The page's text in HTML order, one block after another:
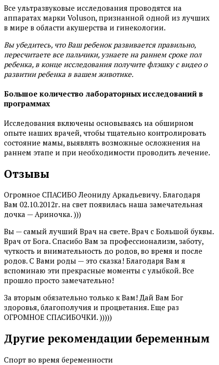
Все ультразвуковые исследования проводятся на
аппаратах марки Voluson, признанной одной из лучших
в мире в области акушерства и гинекологии.
Вы убедитесь, что Ваш ребенок развивается правильно,
пересчитаете все пальчики, узнаете на раннем сроке пол
ребенка, в конце исследования получите флэшку с видео о
развитии ребенка в вашем животике.
Большое количество лабораторных исследований в
программах
Исследования включены основываясь на обширном
опыте наших врачей, чтобы тщательно контролировать
состояние мамы, выявлять возможные осложнения на
раннем этапе и при необходимости проводить лечение.
Отзывы
Огромное СПАСИБО Леониду Аркадьевичу. Благодаря
Вам 02.10.2012г. на свет появилась наша замечательная
дочка — Ариночка. )))
Вы — самый лучший Врач на свете. Врач с Большой буквы.
Врач от Бога. Спасибо Вам за профессионализм, заботу,
чуткость и внимательность до родов, во время и после
родов. С Вами роды — это сказка! Благодаря Вам я
вспоминаю эти прекрасные моменты с улыбкой. Все
прошло просто замечательно!
За вторым обязательно только к Вам! Дай Вам Бог
здоровья, благополучия и процветания. Еще раз
ОГРОМНОЕ СПАСИБОЧКИ. )))))
Другие рекомендации беременным
Спорт во время беременности